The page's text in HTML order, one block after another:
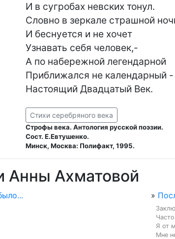
И в сугробах невских тонул.
Словно в зеркале страшной
И беснуется и не хочет
Узнавать себя человек,-
А по набережной легендарной
Приближался не календарный -
Настоящий Двадцатый Век.
Стихи серебряного века
Строфы века. Антология русской поэзии.
Сост. Е.Евтушенко.
Минск, Москва: Полифакт, 1995.
Анны Ахматовой
»
Я от
Мне